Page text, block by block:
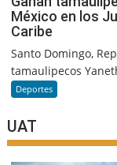
México en los
Caribe
Santo Domingo,
tamaulipecos
Deportes
UAT